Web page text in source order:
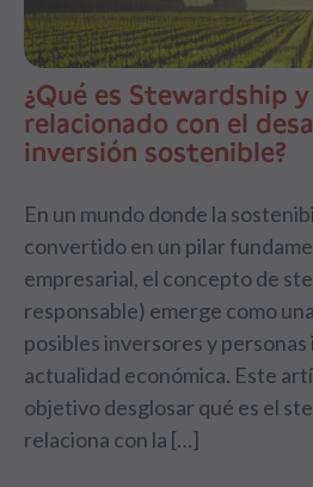
¿Qué es Stewardship
relacionado con el
inversión sostenible?
En un mundo donde la
convertido en un pilar
empresarial, el concepto de
responsable) emerge como
posibles inversores y
actualidad económica. Este
objetivo desglosar qué es el
relaciona con la […]